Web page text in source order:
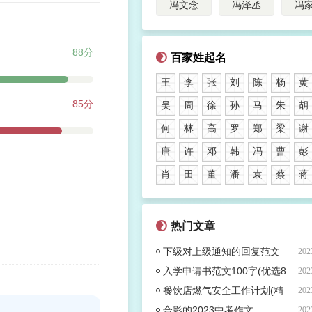
88分
85分
冯文念 冯泽丞 冯
百家姓起名
王 李 张 刘 陈 杨 黄
吴 周 徐 孙 马 朱 胡
何 林 高 罗 郑 梁 谢
唐 许 邓 韩 冯 曹 彭
肖 田 董 潘 袁 蔡 蒋
热门文章
下级对上级通知的回复范文
(热门53篇)
入学申请书范文100字(优选8
篇)
餐饮店燃气安全工作计划(精